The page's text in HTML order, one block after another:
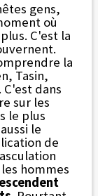
gens,
où
C'est la
la
Tasin,
dans
sur les
le plus
le
de
hommes